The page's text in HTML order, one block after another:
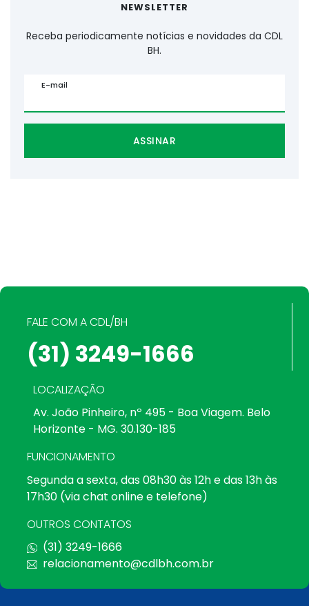
NEWSLETTER
Receba periodicamente notícias e novidades da CDL
BH.
E-mail
ASSINAR
FALE COM A CDL/BH
(31) 3249-1666
LOCALIZAÇÃO
Av. João Pinheiro, nº 495 - Boa Viagem. Belo
Horizonte - MG. 30.130-185
FUNCIONAMENTO
Segunda a sexta, das 08h30 às 12h e das 13h às
17h30 (via chat online e telefone)
OUTROS CONTATOS
(31) 3249-1666
relacionamento@cdlbh.com.br